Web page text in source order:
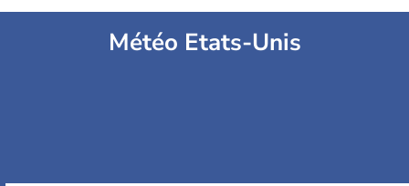
Météo Etats-Unis